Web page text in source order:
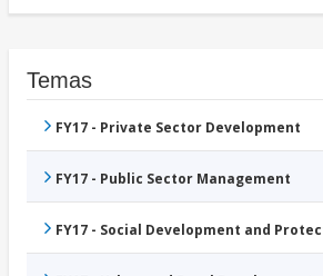
Temas
FY17 - Private Sector Development
FY17 - Public Sector Management
FY17 - Social Development and